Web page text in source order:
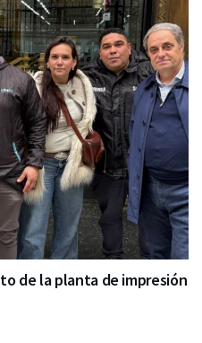
de la planta de impresión